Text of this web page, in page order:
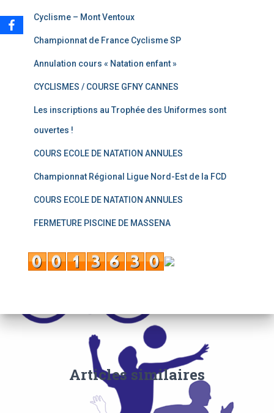
Cyclisme – Mont Ventoux
Championnat de France Cyclisme SP
Annulation cours « Natation enfant »
CYCLISMES / COURSE GFNY CANNES
Les inscriptions au Trophée des Uniformes sont
ouvertes !
COURS ECOLE DE NATATION ANNULES
Championnat Régional Ligue Nord-Est de la FCD
COURS ECOLE DE NATATION ANNULES
FERMETURE PISCINE DE MASSENA
Articles similaires